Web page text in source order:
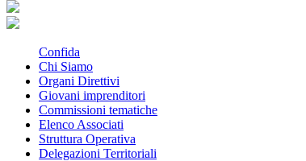
Confida
Chi Siamo
Organi Direttivi
Giovani imprenditori
Commissioni tematiche
Elenco Associati
Struttura Operativa
Delegazioni Territoriali